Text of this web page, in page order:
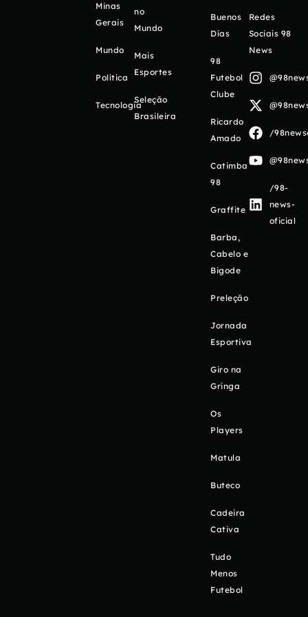
Minas
Gerais
Mundo
Política
Tecnologia
no
Mundo
Mais
Esportes
Seleção
Brasileira
Buenos
Días
98
Futebol
Clube
Ricardo
Amado
Catimba
98
Graffite
Barba,
Cabelo e
Bigode
Preleção
Jornada
Esportiva
Giro na
Gringa
Os
Players
Matula
Buteco
Cadeira
Cativa
Tudo
Menos
Futebol
Redes
Sociais 98
News
/
/98-
news-
oficial